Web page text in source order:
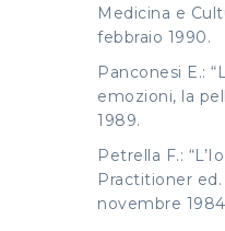
Medicina e
febbraio 1990.
Panconesi E.:
emozioni, la
1989.
Petrella F.:
Practitioner ed.
novembre